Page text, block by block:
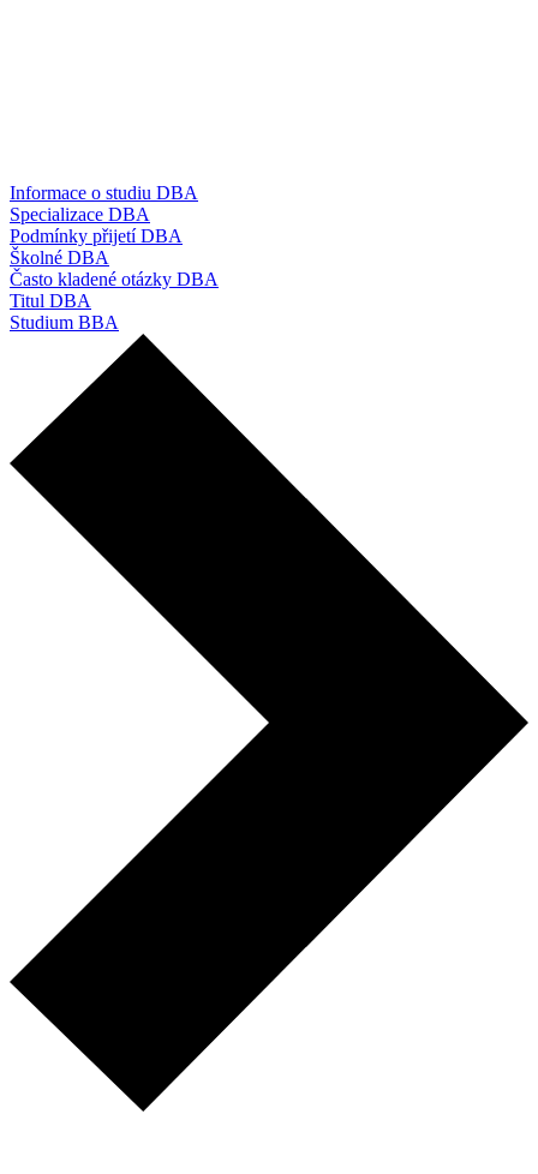
Informace o studiu DBA
Specializace DBA
Podmínky přijetí DBA
Školné DBA
Často kladené otázky DBA
Titul DBA
Studium BBA